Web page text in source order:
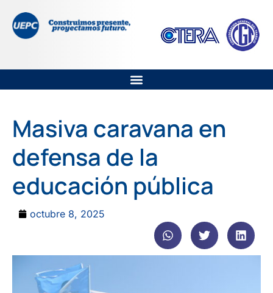
Masiva caravana en
defensa de la
educación pública
octubre 8, 2025